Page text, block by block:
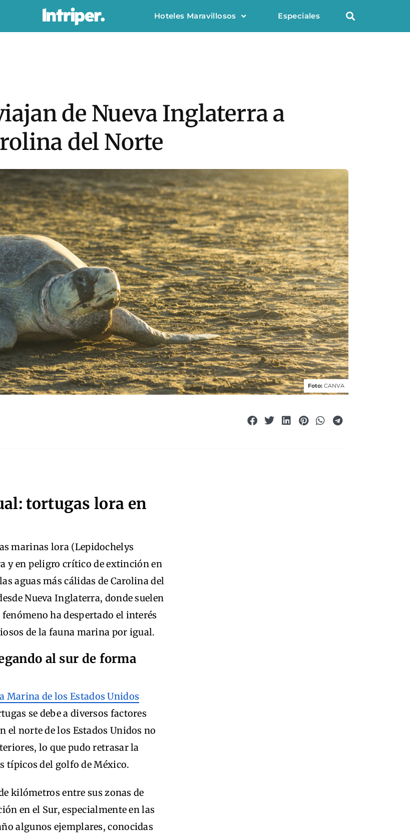
Hoteles Maravillosos Especiales
de Nueva Inglaterra a
del Norte
Foto: CANVA
tortugas lora en
marinas lora (Lepidochelys
y en peligro crítico de extinción en
aguas más cálidas de Carolina del
Nueva Inglaterra, donde suelen
ha despertado el interés
de la fauna marina por igual.
al sur de forma
Marina de los Estados Unidos
se debe a diversos factores
el norte de los Estados Unidos no
lo que pudo retrasar la
típicos del golfo de México.
kilómetros entre sus zonas de
en el Sur, especialmente en las
algunos ejemplares, conocidas